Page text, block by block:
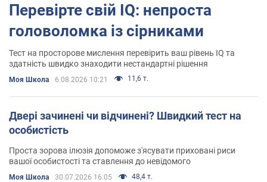
Перевірте свій IQ: непроста
головоломка із сірниками
Тест на просторове мислення перевірить ваш рівень IQ та
здатність швидко знаходити нестандартні рішення
Моя Школа 6.08.2026 10:21 11,6 т.
Двері зачинені чи відчинені? Швидкий тест на
особистість
Проста зорова ілюзія допоможе з'ясувати приховані риси
вашої особистості та ставлення до невідомого
Моя Школа 30.07.2026 16:05 48,4 т.